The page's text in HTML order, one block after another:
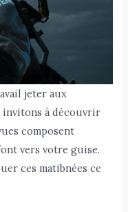
jeter aux
invitons à découvrir
composent
vers votre guise.
ces matibnées ce